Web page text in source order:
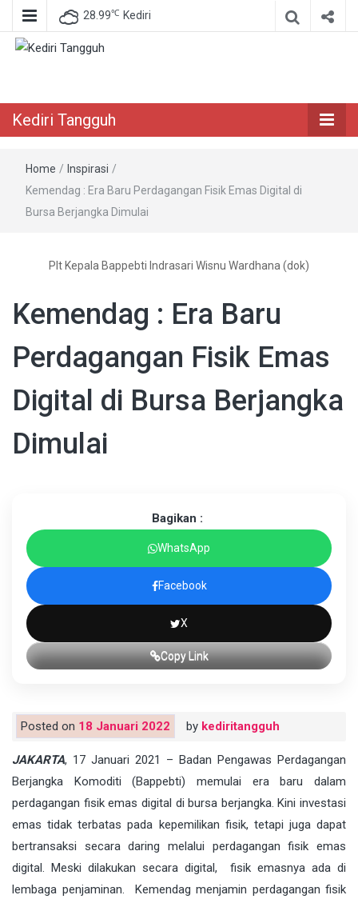
28.99℃ Kediri
Kediri Tangguh
Home / Inspirasi /
Kemendag : Era Baru Perdagangan Fisik Emas Digital di
Bursa Berjangka Dimulai
Plt Kepala Bappebti Indrasari Wisnu Wardhana (dok)
Kemendag : Era Baru
Perdagangan Fisik Emas
Digital di Bursa Berjangka
Dimulai
Bagikan :
WhatsApp
Facebook
X
Copy Link
Posted on 18 Januari 2022 by kediritangguh
JAKARTA, 17 Januari 2021 – Badan Pengawas Perdagangan
Berjangka Komoditi (Bappebti) memulai era baru dalam
perdagangan fisik emas digital di bursa berjangka. Kini investasi
emas tidak terbatas pada kepemilikan fisik, tetapi juga dapat
bertransaksi secara daring melalui perdagangan fisik emas
digital. Meski dilakukan secara digital, fisik emasnya ada di
lembaga penjaminan. Kemendag menjamin perdagangan fisik